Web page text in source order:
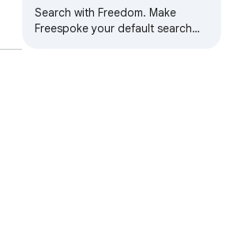
Search with Freedom. Make
Freespoke your default search